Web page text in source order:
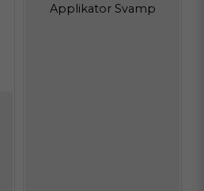
Applikator Svamp